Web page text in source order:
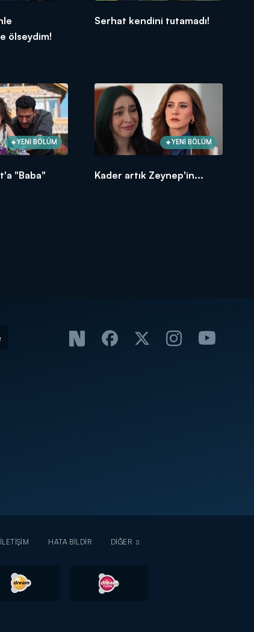
ölseydim!
Serhat kendini tutamadı!
YENİ BÖLÜM
"Baba"
YENİ BÖLÜM
Kader artık Zeynep'in...
İLETİŞİM HATA BİLDİR DİĞER